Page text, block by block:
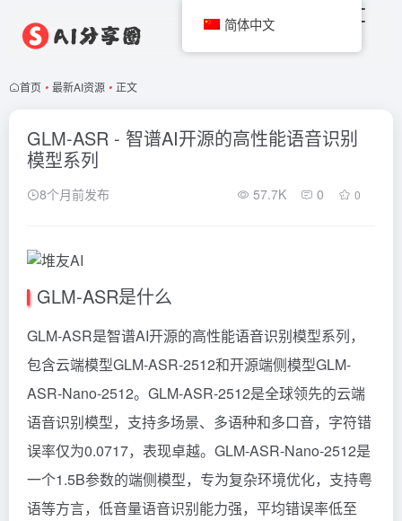
首页 • 最新AI资源 • 正文
GLM-ASR - 智谱AI开源的高性能语音识别
模型系列
8个月前发布 57.7K 0 0
GLM-ASR是什么
GLM-ASR是智谱AI开源的高性能语音识别模型系列，
包含云端模型GLM-ASR-2512和开源端侧模型GLM-
ASR-Nano-2512。GLM-ASR-2512是全球领先的云端
语音识别模型，支持多场景、多语种和多口音，字符错
误率仅为0.0717，表现卓越。GLM-ASR-Nano-2512是
一个1.5B参数的端侧模型，专为复杂环境优化，支持粤
语等方言，低音量语音识别能力强，平均错误率低至
简体中文